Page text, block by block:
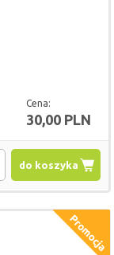
Cena:
30,00 PLN
do koszyka